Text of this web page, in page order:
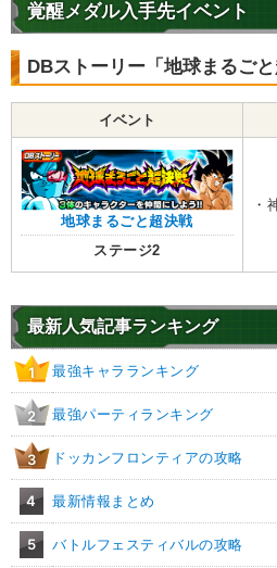
覚醒メダル入手先イベント
DBストーリー「地球まるご
イベント
地球まるごと超決戦
ステージ2
・
最新人気記事ランキング
1 最強キャラランキング
2 最強パーティランキング
3 ドッカンフロンティアの攻略
4 最新情報まとめ
5 バトルフェスティバルの攻略